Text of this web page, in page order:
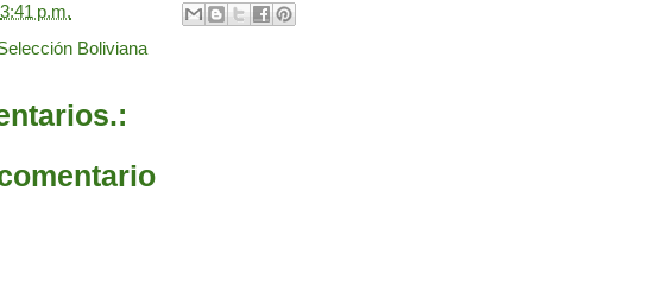
3:41 p.m.
Boliviana